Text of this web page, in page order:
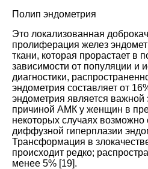
Полип эндометрия
Это локализованная
пролиферация желез
ткани, которая прорастает в
зависимости от популяции и
диагностики,
эндометрия составляет от
эндометрия является важной
причиной АМК у женщин в
некоторых случаях
диффузной гиперплазии
Трансформация в
происходит редко;
менее 5% [19].